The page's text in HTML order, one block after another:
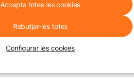
Accepta totes les cookies
Rebutjar-les totes
Configurar les cookies